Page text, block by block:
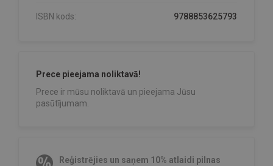
ISBN kods: 9788853625793
Prece pieejama noliktavā!
Prece ir mūsu noliktavā un pieejama Jūsu
pasūtījumam.
Reģistrējies un saņem 10% atlaidi pilnas